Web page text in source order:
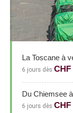
La Toscane à
6 jours dèsCHF
Du Chiemsee
6 jours dèsCHF